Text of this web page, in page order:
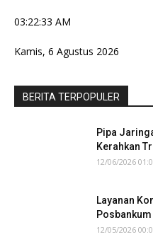
03:22:33 AM
Kamis, 6 Agustus 2026
BERITA TERPOPULER
Pipa
Kerahkan
12/06/2026
Layanan
12/05/2026